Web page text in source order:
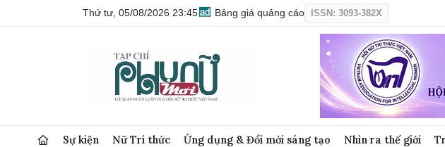
Thứ tư, 05/08/2026 23:45 Bảng giá quảng cáo ISSN: 3093-382X
Sự kiện Nữ Trí thức Ứng dụng & Đổi mới sáng tạo Nhìn ra thế giới